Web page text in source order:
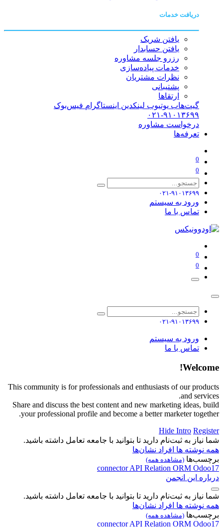
دریافت خدمات
یافتن شریک
یافتن حسابدار
رزرو جلسه مشاوره
خدمات پیاده‌سازی
نظرات مشتریان
پشتیبانی
ارتقاها
گیت‌هاب یوتیوب لینکدین اینستاگرام فیس‌بوک
۰۲۱-۹۱۰۱۳۶۹۹
درخواست مشاوره
تعرفه‌ها
0
0
۰۲۱-۹۱۰۱۳۶۹۹
ورود به سیستم
تماس با ما
0
0
۰۲۱-۹۱۰۱۳۶۹۹
ورود به سیستم
تماس با ما
Welcome!
This community is for professionals and enthusiasts of our products
and services.
Share and discuss the best content and new marketing ideas, build
your professional profile and become a better marketer together.
Hide Intro Register
شما نیاز به ثبت‌نام دارید تا بتوانید با جامعه تعامل داشته باشید.
همه نوشته ها افراد نشان‌ها
برچسب‌ها (مشاهده همه)
connectorAPI Relation ORM Odoo17
درباره این انجمن
شما نیاز به ثبت‌نام دارید تا بتوانید با جامعه تعامل داشته باشید.
همه نوشته ها افراد نشان‌ها
برچسب‌ها (مشاهده همه)
connectorAPI Relation ORM Odoo17